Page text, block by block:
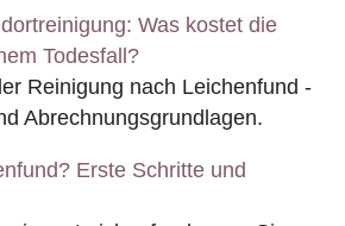
Was kostet die
Todesfall?
Reinigung nach Leichenfund -
Abrechnungsgrundlagen.
Erste Schritte und